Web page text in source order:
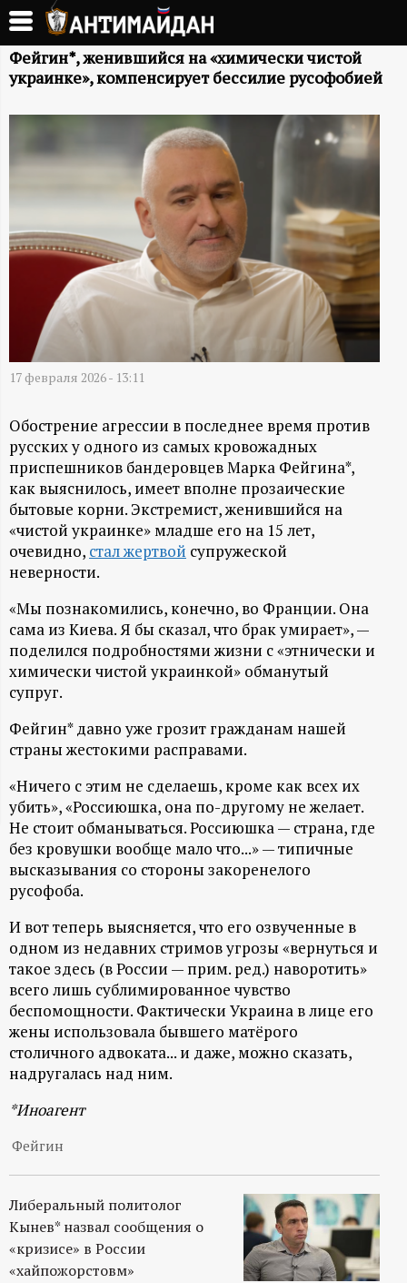
Перейти
основному
содержанию
А
И
М
Д
Н
-
и
н
ф
о
р
м
а
ц
и
о
н
н
ы
й
п
о
р
Фейгин*, женившийся на «химически чистой
украинке», компенсирует бессилие русофобией
17 февраля 2026 - 13:11
Обострение агрессии в последнее время против
русских у одного из самых кровожадных
приспешников бандеровцев Марка Фейгина*,
как выяснилось, имеет вполне прозаические
бытовые корни. Экстремист, женившийся на
«чистой украинке» младше его на 15 лет,
очевидно, стал жертвой супружеской
неверности.
«Мы познакомились, конечно, во Франции. Она
сама из Киева. Я бы сказал, что брак умирает», —
поделился подробностями жизни с «этнически и
химически чистой украинкой» обманутый
супруг.
Фейгин* давно уже грозит гражданам нашей
страны жестокими расправами.
«Ничего с этим не сделаешь, кроме как всех их
убить», «Россиюшка, она по-другому не желает.
Не стоит обманываться. Россиюшка — страна, где
без кровушки вообще мало что...» — типичные
высказывания со стороны закоренелого
русофоба.
И вот теперь выясняется, что его озвученные в
одном из недавних стримов угрозы «вернуться и
такое здесь (в России — прим. ред.) наворотить»
всего лишь сублимированное чувство
беспомощности. Фактически Украина в лице его
жены использовала бывшего матёрого
столичного адвоката... и даже, можно сказать,
надругалась над ним.
*Иноагент
Фейгин
Либеральный политолог
Кынев* назвал сообщения о
«кризисе» в России
«хайпожорстовм»